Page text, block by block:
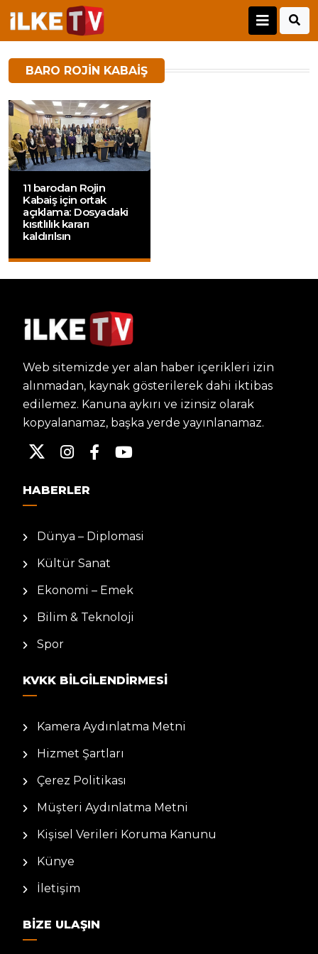
BARO ROJIN KABAIŞ
11 barodan Rojin
Kabaiş için ortak
açıklama: Dosyadaki
kısıtlılık kararı
kaldırılsın
Web sitemizde yer alan haber içerikleri izin
alınmadan, kaynak gösterilerek dahi iktibas
edilemez. Kanuna aykırı ve izinsiz olarak
kopyalanamaz, başka yerde yayınlanamaz.
HABERLER
Dünya – Diplomasi
Kültür Sanat
Ekonomi – Emek
Bilim & Teknoloji
Spor
KVKK BILGILENDIRMESI
Kamera Aydınlatma Metni
Hizmet Şartları
Çerez Politikası
Müşteri Aydınlatma Metni
Kişisel Verileri Koruma Kanunu
Künye
İletişim
BIZE ULAŞIN